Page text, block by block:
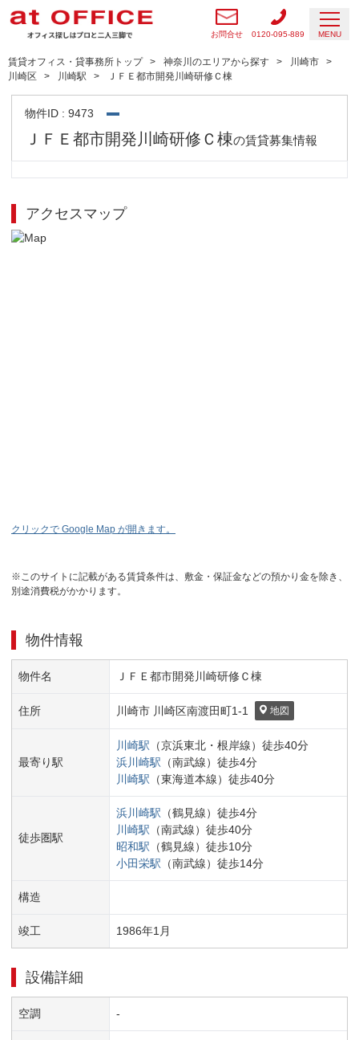
お問合せ 0120-095-889 MENU
賃貸オフィス・貸事務所トップ 神奈川のエリアから探す
川崎市
川崎区
川崎駅 ＪＦＥ都市開発川崎研修Ｃ棟
物件ID : 9473
ＪＦＥ都市開発川崎研修Ｃ棟の賃貸募集情報
アクセスマップ
クリックで Google Map が開きます。
※このサイトに記載がある賃貸条件は、敷金・保証金などの預かり金を除き、
別途消費税がかかります。
物件情報
物件名 ＪＦＥ都市開発川崎研修Ｃ棟
住所 川崎市 川崎区南渡田町1-1 地図
最寄り駅
川崎駅 （京浜東北・根岸線） 徒歩40分
浜川崎駅 （南武線） 徒歩4分
川崎駅 （東海道本線） 徒歩40分
徒歩圏駅
浜川崎駅 （鶴見線） 徒歩4分
川崎駅 （南武線） 徒歩40分
昭和駅 （鶴見線） 徒歩10分
小田栄駅 （南武線） 徒歩14分
構造
竣工 1986年1 月
設備詳細
空調 -